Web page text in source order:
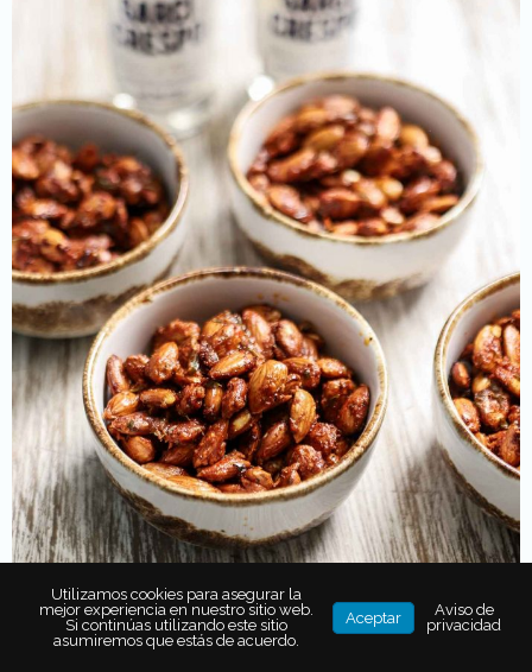
Utilizamos cookies para asegurar la
mejor experiencia en nuestro sitio web.
Si continúas utilizando este sitio
asumiremos que estás de acuerdo.
Aceptar
Aviso de
privacidad